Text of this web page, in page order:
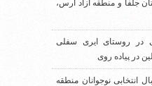
جلفا و منطقه آزاد ارس،
در روستای ایری سفلی
در پیاده روی
انتخابی نوجوانان منطقه